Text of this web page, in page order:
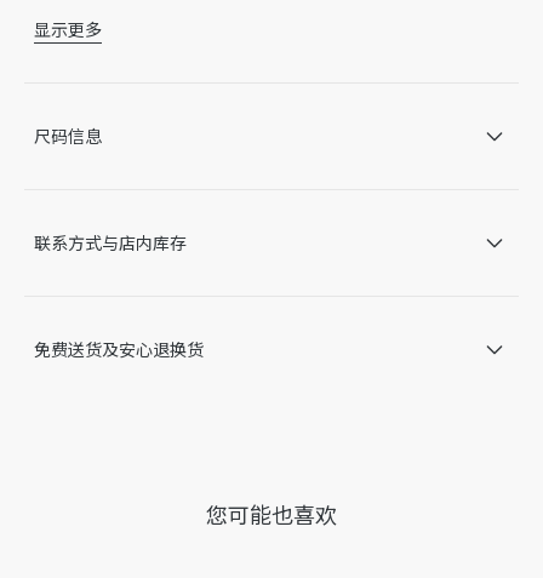
通体饰以同色调 CD Icon 提花图案
因技术局限、产品改良或生产批次等原因，网站中的信息可能存
显示更多
尺码信息
联系方式与店内库存
免费送货及安心退换货
您可能也喜欢